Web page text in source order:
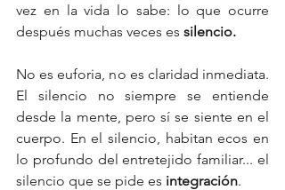
vez en la vida lo sabe: lo que ocurre
después muchas veces es silencio.
No es euforia, no es claridad inmediata.
El silencio no siempre se entiende
desde la mente, pero sí se siente en el
cuerpo. En el silencio, habitan ecos en
lo profundo del entretejido familiar... el
silencio que se pide es integración.